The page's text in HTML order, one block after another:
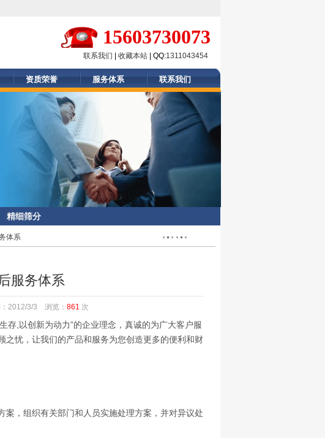
15603730073
联系我们 收藏本站 | QQ:1311043454
资质荣誉 服务体系 联系我们
精细筛分
体系
服务体系
2012/3/3 浏览： 861 次
存,以创新为动力”的企业理念，真诚的为广大客户服
忧，让我们的产品和服务为您创造更多的便利和财
，组织有关部门和人员实施处理方案，并对异议处